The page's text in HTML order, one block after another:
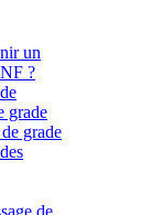
un
?
grade
grade
de